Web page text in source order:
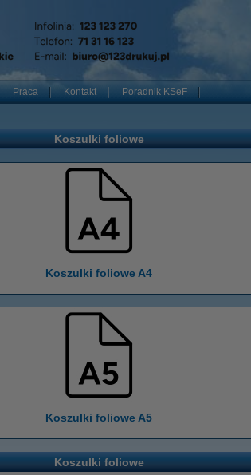
Praca Kontakt Poradnik KSeF
Koszulki foliowe
Koszulki foliowe A4
Koszulki foliowe A5
Koszulki foliowe